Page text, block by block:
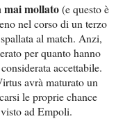
mai mollato(e questo è
nel corso di un terzo
al match. Anzi,
per quanto hanno
accettabile.
avrà maturato un
le proprie chance
ad Empoli.